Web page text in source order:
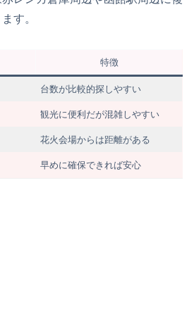
す。
特徴
台数が比較的探しやすい
観光に便利だが混雑しやすい
花火会場からは距離がある
早めに確保できれば安心